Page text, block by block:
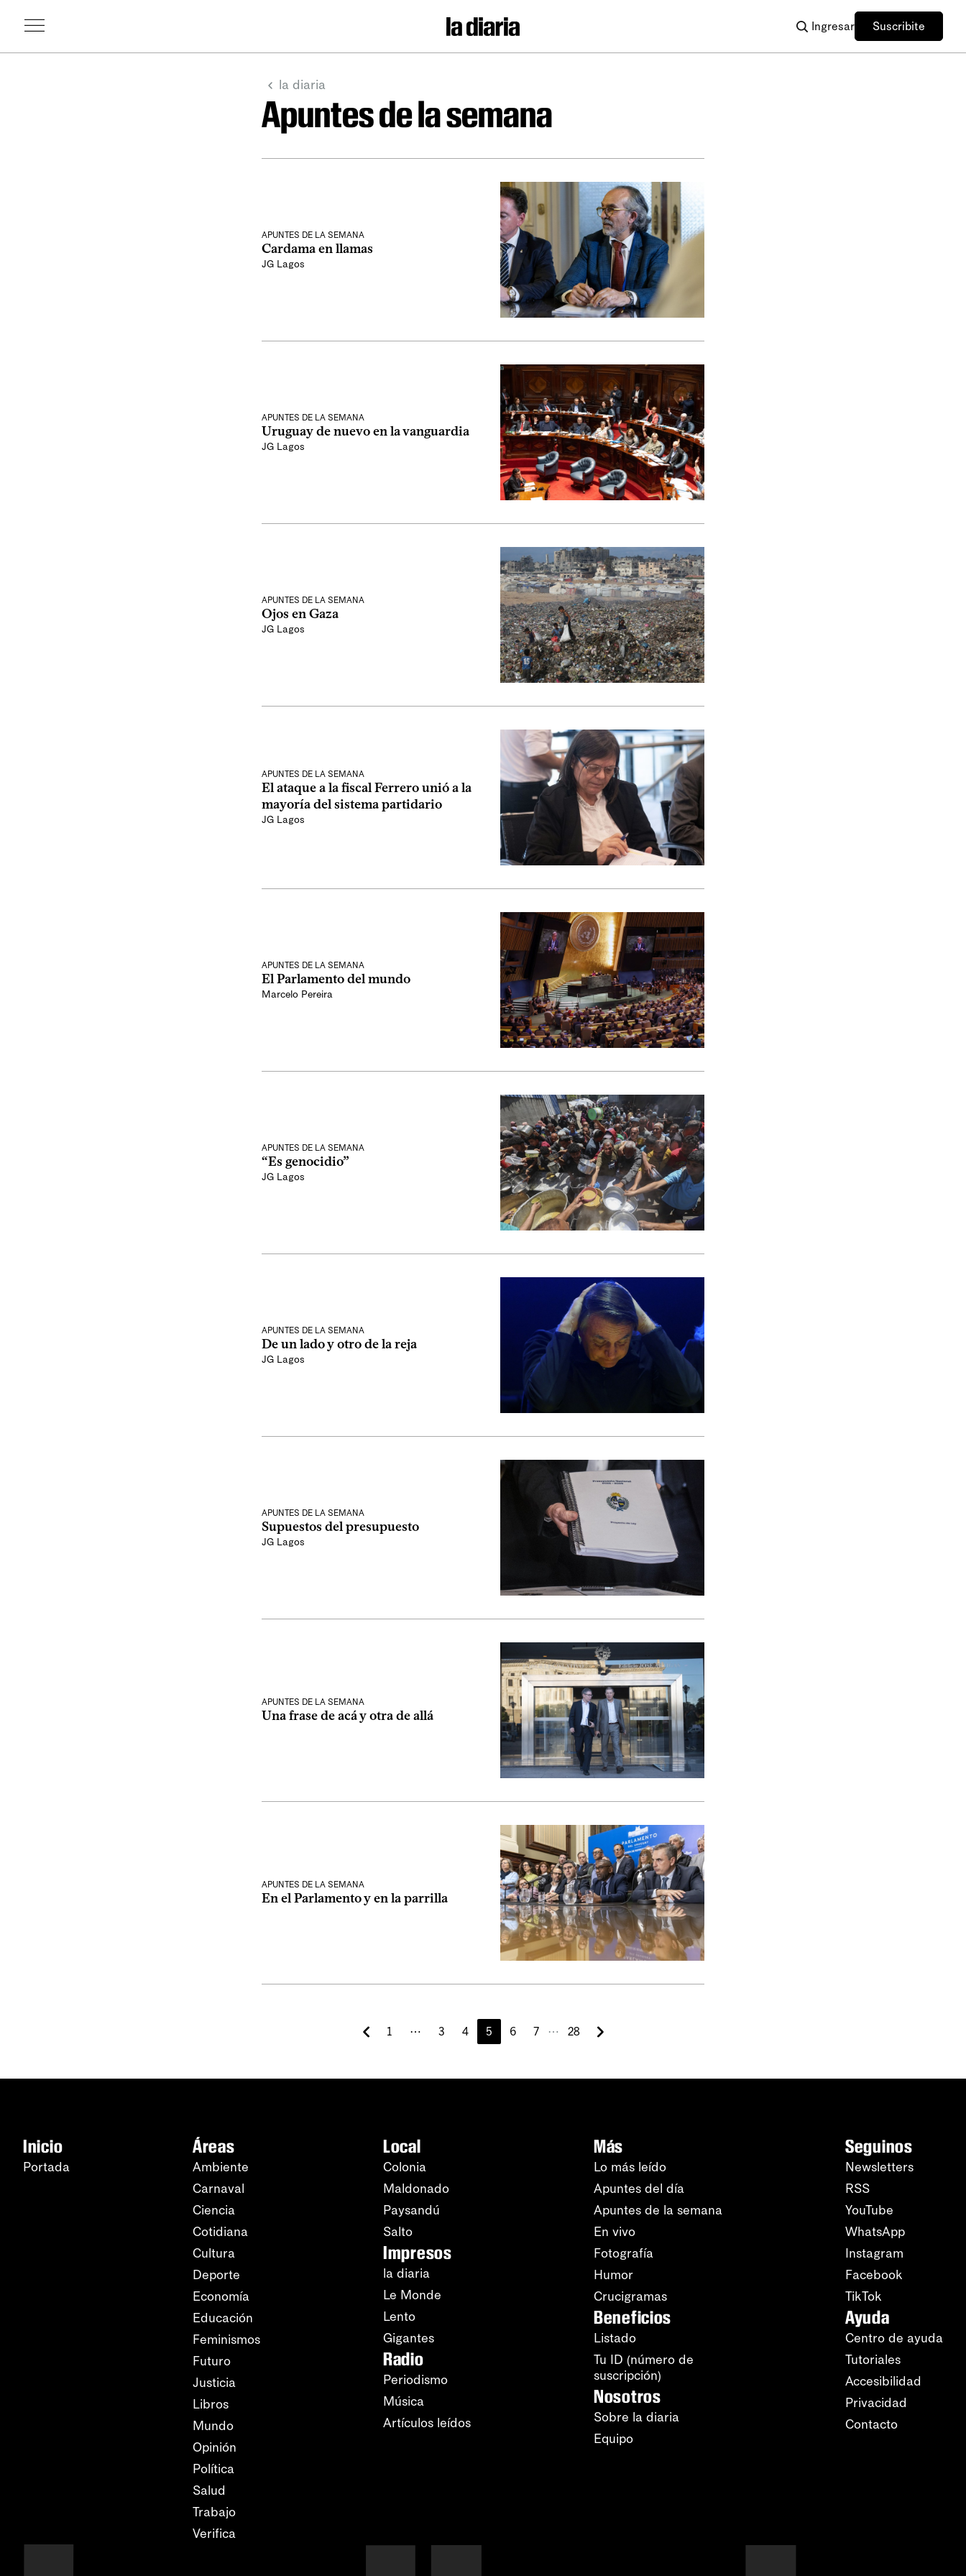
Ingresar Suscribite
la diaria
Apuntes de la semana
APUNTES DE LA SEMANA
Cardama en llamas
JG Lagos
APUNTES DE LA SEMANA
Uruguay de nuevo en la vanguardia
JG Lagos
APUNTES DE LA SEMANA
Ojos en Gaza
JG Lagos
APUNTES DE LA SEMANA
El ataque a la fiscal Ferrero unió a la
mayoría del sistema partidario
JG Lagos
APUNTES DE LA SEMANA
El Parlamento del mundo
Marcelo Pereira
APUNTES DE LA SEMANA
“Es genocidio”
JG Lagos
APUNTES DE LA SEMANA
De un lado y otro de la reja
JG Lagos
APUNTES DE LA SEMANA
Supuestos del presupuesto
JG Lagos
APUNTES DE LA SEMANA
Una frase de acá y otra de allá
APUNTES DE LA SEMANA
En el Parlamento y en la parrilla
1 ⋯ 3 4 5 6 7 ⋯ 28
Inicio
Portada
Áreas
Ambiente
Carnaval
Ciencia
Cotidiana
Cultura
Deporte
Economía
Educación
Feminismos
Futuro
Justicia
Libros
Mundo
Opinión
Política
Salud
Trabajo
Verifica
Local
Colonia
Maldonado
Paysandú
Salto
Impresos
la diaria
Le Monde
Lento
Gigantes
Radio
Periodismo
Música
Artículos leídos
Más
Lo más leído
Apuntes del día
Apuntes de la semana
En vivo
Fotografía
Humor
Crucigramas
Beneficios
Listado
Tu ID (número de
suscripción)
Nosotros
Sobre la diaria
Equipo
Seguinos
Newsletters
RSS
YouTube
WhatsApp
Instagram
Facebook
TikTok
Ayuda
Centro de ayuda
Tutoriales
Accesibilidad
Privacidad
Contacto